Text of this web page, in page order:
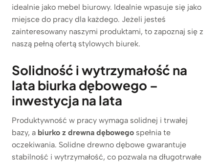
idealnie jako mebel biurowy. Idealnie wpasuje się jako
miejsce do pracy dla każdego. Jeżeli jesteś
zainteresowany naszymi produktami, to zapoznaj się z
naszą pełną ofertą stylowych biurek.
Solidność i wytrzymałość na
lata biurka dębowego –
inwestycja na lata
Produktywność w pracy wymaga solidnej i trwałej
bazy, a biurko z drewna dębowego spełnia te
oczekiwania. Solidne drewno dębowe gwarantuje
stabilność i wytrzymałość, co pozwala na długotrwałe